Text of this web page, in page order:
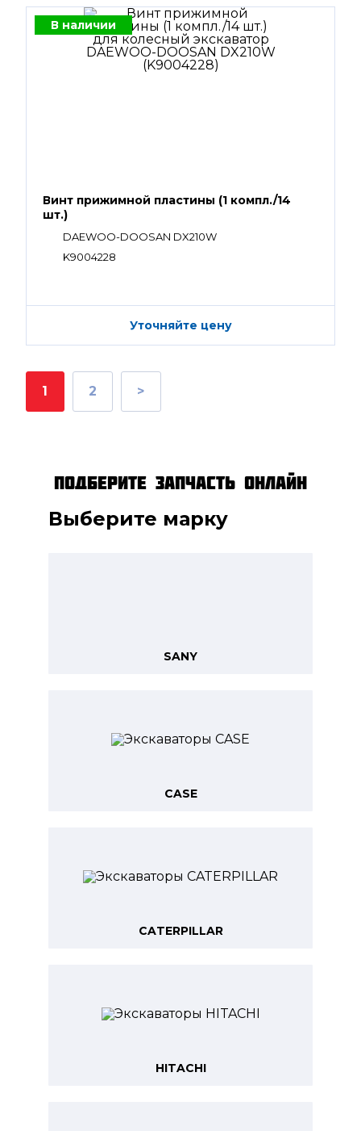
В наличии
Винт прижимной пластины (1 компл./14
шт.)
DAEWOO-DOOSAN DX210W
K9004228
Уточняйте цену
1 2 >
Подберите запчасть онлайн
Выберите марку
SANY
CASE
CATERPILLAR
HITACHI